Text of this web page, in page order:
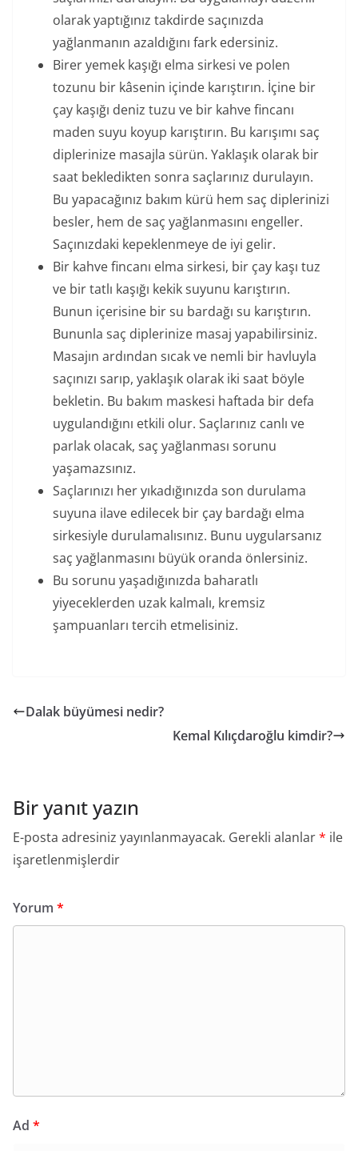
olarak yaptığınız takdirde saçınızda
yağlanmanın azaldığını fark edersiniz.
Birer yemek kaşığı elma sirkesi ve polen
tozunu bir kâsenin içinde karıştırın. İçine bir
çay kaşığı deniz tuzu ve bir kahve fincanı
maden suyu koyup karıştırın. Bu karışımı saç
diplerinize masajla sürün. Yaklaşık olarak bir
saat bekledikten sonra saçlarınız durulayın.
Bu yapacağınız bakım kürü hem saç diplerinizi
besler, hem de saç yağlanmasını engeller.
Saçınızdaki kepeklenmeye de iyi gelir.
Bir kahve fincanı elma sirkesi, bir çay kaşı tuz
ve bir tatlı kaşığı kekik suyunu karıştırın.
Bunun içerisine bir su bardağı su karıştırın.
Bununla saç diplerinize masaj yapabilirsiniz.
Masajın ardından sıcak ve nemli bir havluyla
saçınızı sarıp, yaklaşık olarak iki saat böyle
bekletin. Bu bakım maskesi haftada bir defa
uygulandığını etkili olur. Saçlarınız canlı ve
parlak olacak, saç yağlanması sorunu
yaşamazsınız.
Saçlarınızı her yıkadığınızda son durulama
suyuna ilave edilecek bir çay bardağı elma
sirkesiyle durulamalısınız. Bunu uygularsanız
saç yağlanmasını büyük oranda önlersiniz.
Bu sorunu yaşadığınızda baharatlı
yiyeceklerden uzak kalmalı, kremsiz
şampuanları tercih etmelisiniz.
Dalak büyümesi nedir?
Kemal Kılıçdaroğlu kimdir?
Bir yanıt yazın
E-posta adresiniz yayınlanmayacak. Gerekli alanlar* ile
işaretlenmişlerdir
Yorum *
Ad *